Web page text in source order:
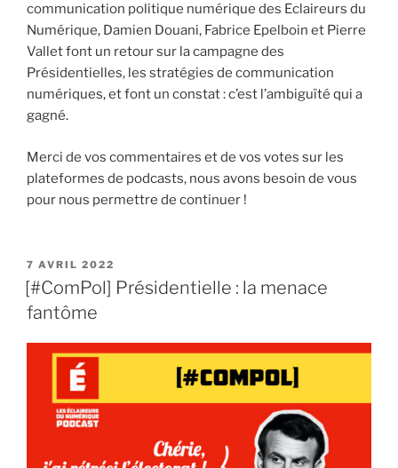
communication politique numérique des Eclaireurs du
Numérique, Damien Douani, Fabrice Epelboin et Pierre
Vallet font un retour sur la campagne des
Présidentielles, les stratégies de communication
numériques, et font un constat : c’est l’ambiguïté qui a
gagné.
Merci de vos commentaires et de vos votes sur les
plateformes de podcasts, nous avons besoin de vous
pour nous permettre de continuer !
PUBLIÉ
LE
7 AVRIL 2022
[#ComPol] Présidentielle : la menace
fantôme